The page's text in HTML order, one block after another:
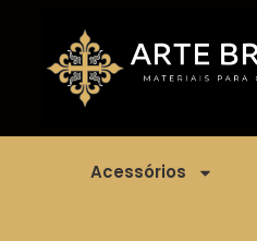
Acessórios